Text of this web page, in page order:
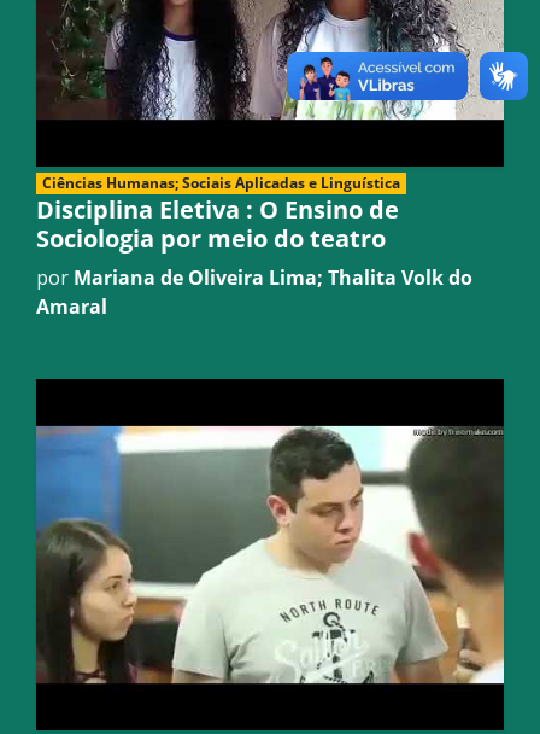
Ciências Humanas; Sociais Aplicadas e Linguística
Disciplina Eletiva : O Ensino de
Sociologia por meio do teatro
por Mariana de Oliveira Lima; Thalita Volk do
Amaral